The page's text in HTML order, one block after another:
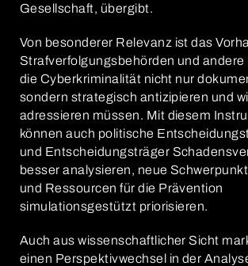
Gesellschaft, übergibt.
Von besonderer Relevanz ist das
Strafverfolgungsbehörden und
die Cyberkriminalität nicht nur
sondern strategisch antizipieren und
adressieren müssen. Mit diesem
können auch politische
und Entscheidungsträger
besser analysieren, neue
und Ressourcen für die Prävention
simulationsgestützt priorisieren.
Auch aus wissenschaftlicher Sicht
einen Perspektivwechsel in der